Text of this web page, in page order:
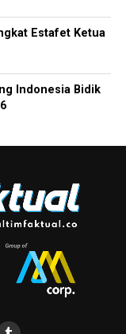
Estafet Ketua
Indonesia Bidik